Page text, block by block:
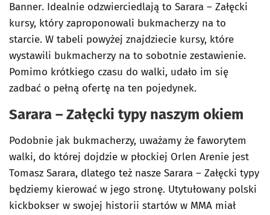
Banner. Idealnie odzwierciedlają to Sarara – Załęcki
kursy, który zaproponowali bukmacherzy na to
starcie. W tabeli powyżej znajdziecie kursy, które
wystawili bukmacherzy na to sobotnie zestawienie.
Pomimo krótkiego czasu do walki, udało im się
zadbać o pełną ofertę na ten pojedynek.
Sarara – Załęcki typy naszym okiem
Podobnie jak bukmacherzy, uważamy że faworytem
walki, do której dojdzie w płockiej Orlen Arenie jest
Tomasz Sarara, dlatego też nasze Sarara – Załęcki typy
będziemy kierować w jego stronę. Utytułowany polski
kickbokser w swojej historii startów w MMA miał